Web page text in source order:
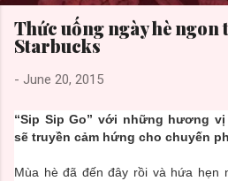
Thức uống ngày hè ngon
Starbucks
- June 20, 2015
“Sip Sip Go” với những hương
sẽ truyền cảm hứng cho chuyến
Mùa hè đã đến đây rồi và hứa hẹn